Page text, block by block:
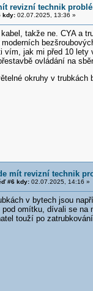
revizní technik
kdy:02.07.2025, 13:36 »
takže ne. CYA a
vím, jak mi před 10 lety
ovládání na
okruhy v trubkách
mít revizní technik
#6 kdy:02.07.2025, 14:16 »
v bytech jsou
pod omítku, dívali se na
touží po